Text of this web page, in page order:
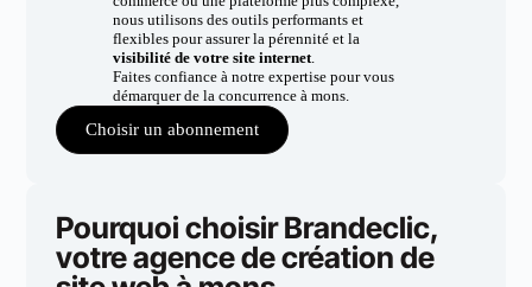
nous utilisons des outils performants et
flexibles pour assurer la pérennité et la
visibilité de votre site internet.
Faites confiance à notre expertise pour vous
démarquer de la concurrence à mons.
Choisir un abonnement
Pourquoi choisir Brandeclic,
votre agence de création de